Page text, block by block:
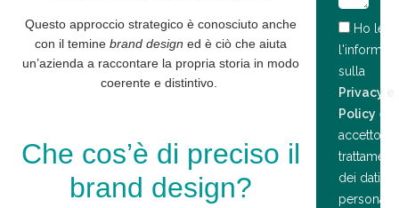
Questo approccio strategico è conosciuto anche
con il temine brand design ed è ciò che aiuta
un’azienda a raccontare la propria storia in modo
coerente e distintivo.
Che cos’è di preciso il
brand design?
Ho
sulla
Privacy e
Policy e
accetto il
dei dati
personali.